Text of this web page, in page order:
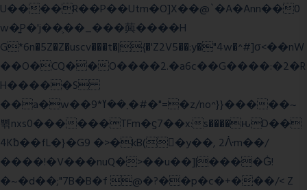
U����R��P��Utm�O]X��@`�A�Ann��0
w�͍P�'j��֛��_���䕟����H
G*6n�5Z�Z�uscv���t�|{�'Z2V5��:y�"4w�^#]σ<��nW
��O�CQ��O����2.�a6c��G����:�2�R
H�����S
��a�w��9*܂��ߌ�#�"=�z/no^}}�����~
쀢nxs0������TFm�ϛ7��x:s����ԋD��
4Kƀ��fL�}�G9 �>�kB(�ِy��, 2ᐿm��/
����!�V���nuQ�>��u��]|����Ġ!
�~�d��;"7B�B�f @�?��p�c�+���/< Z